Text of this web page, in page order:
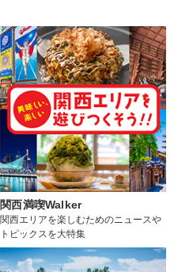
関西満喫Walker
関西エリアを楽しむためのニュースや
トピックスを大特集